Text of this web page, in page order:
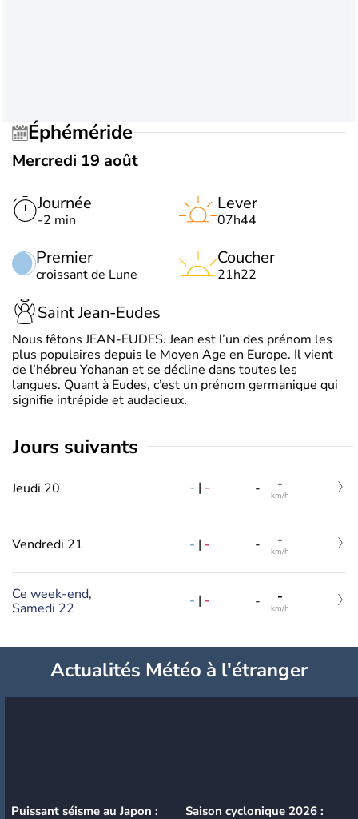
Éphéméride
Mercredi 19 août
Journée
-2 min
Premier
croissant de Lune
Lever
07h44
Coucher
21h22
Saint Jean-Eudes
Nous fêtons JEAN-EUDES. Jean est l’un des prénom les
plus populaires depuis le Moyen Age en Europe. Il vient
de l’hébreu Yohanan et se décline dans toutes les
langues. Quant à Eudes, c’est un prénom germanique qui
signifie intrépide et audacieux.
jours suivants
Jeudi 20 - | - - -
km/h
Vendredi 21 - | - - -
km/h
Ce week-end,
Samedi 22
- | - - -
km/h
Actualités Météo à l'étranger
Puissant séisme au Japon :
Saison cyclonique 2026 :